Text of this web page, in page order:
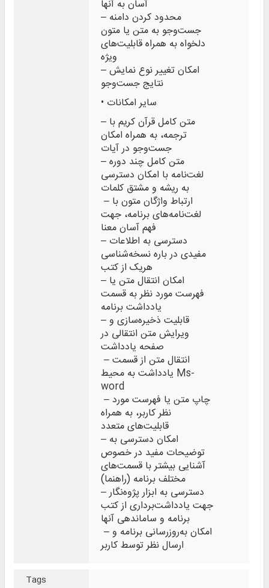
– محدود کردن دامنه
جست‌وجو به متن یا متون
دلخواه به همراه قابلیت‌های
– امکان تغییر نوع نمایش
نتایج جست‌وجو
• سایر امکانات
– متن کامل قرآن کریم با
ترجمه، به همراه امکان
– متن کامل چند دوره
لغت‌نامه با امکان دسترسی
به ریشه و مشتق کلمات
– ارتباط واژگان متون با
لغت‌نامه‌های برنامه، جهت
– دسترسی به اطلاعات
مفیدی در باره نسخه‌شناسی
– امکان انتقال متن یا
فهرست مورد نظر به قسمت
– قابلیت ذخیره‌‌سازی و
ویرایش متن انتقالی در
صفحه یادداشت
– انتقال متن از قسمت
یادداشت به محیط Ms-
word
– چاپ متن یا فهرست مورد
نظر کاربر، به همراه
– امکان دسترسی به
توضیحات مفید در خصوص
آشنایی بیشتر با قسمت‌های
مختلف برنامه (راهنما)
– دسترسی به ابزار پژوه‌نگار
جهت یادداشت‌برداری از کتب
برنامه و ساماندهی آنها
– امکان به‌روزرسانی برنامه و
ارسال نظر توسط کاربر
Tags